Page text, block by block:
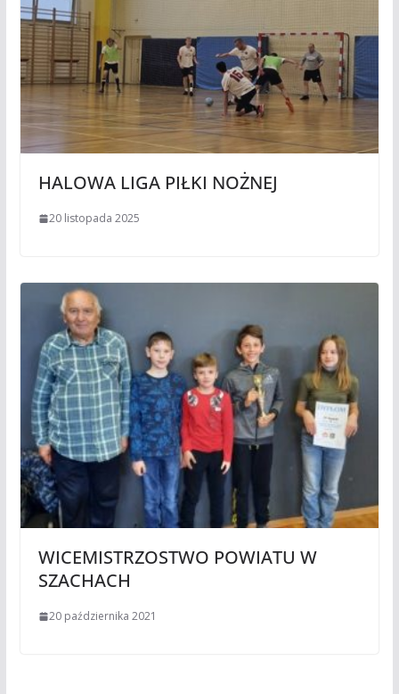
HALOWA LIGA PIŁKI NOŻNEJ
20 listopada 2025
WICEMISTRZOSTWO POWIATU W
SZACHACH
20 października 2021